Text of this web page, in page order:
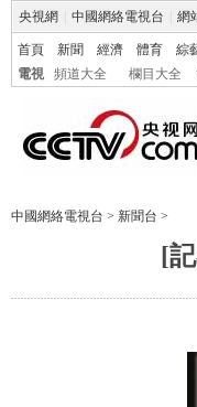
央視網 中國網絡電視台 網
首頁 新聞 經濟 體育 綜
電視
頻道大全 欄目大全
中國網絡電視台 > 新聞台 >
[